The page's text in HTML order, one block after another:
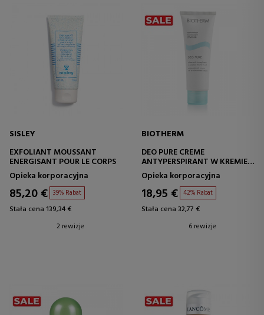
SISLEY
EXFOLIANT MOUSSANT
ENERGISANT POUR LE CORPS
Opieka korporacyjna
85,20 € 39% Rabat
Stała cena 139,34 €
2 rewizje
BIOTHERM
DEO PURE CREME
ANTYPERSPIRANT W KREMIE
DEZODORANT
Opieka korporacyjna
18,95 € 42% Rabat
Stała cena 32,77 €
6 rewizje